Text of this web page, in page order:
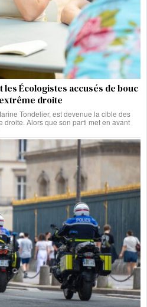
les Écologistes accusés de bouc
droite
Tondelier, est devenue la cible des
droite. Alors que son parti met en avant